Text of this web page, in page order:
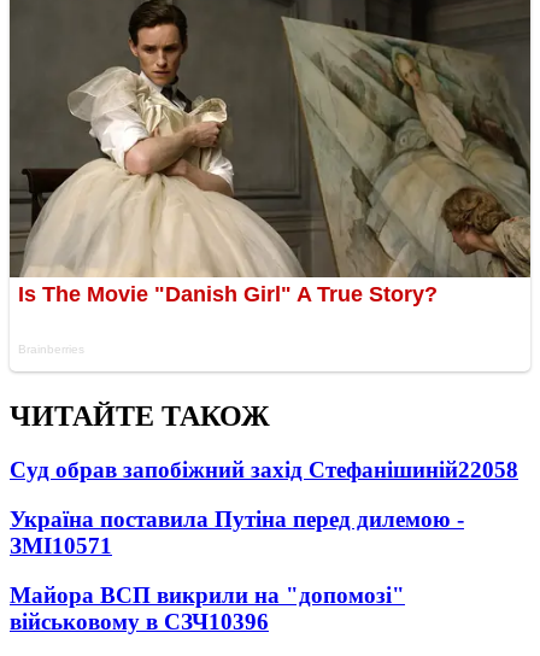
ЧИТАЙТЕ ТАКОЖ
Суд обрав запобіжний захід Стефанішиній22058
Україна поставила Путіна перед дилемою -
ЗМІ10571
Майора ВСП викрили на "допомозі"
військовому в СЗЧ10396